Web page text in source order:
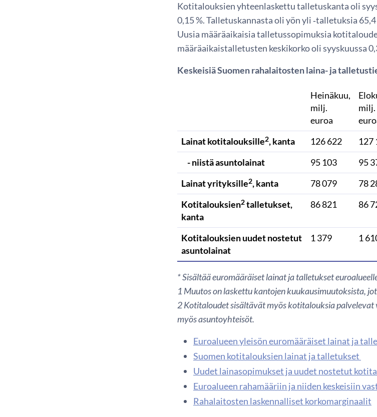
Kotitalouksien yhteenlaskettu talletuskanta oli
0,15 %. Talletuskannasta oli yön yli ‑talletuksia
Uusia määräaikaisia talletussopimuksia
määräaikaistalletusten keskikorko oli syyskuussa
Keskeisiä Suomen rahalaitosten laina- ja
Heinäkuu,
milj.
euroa
milj.
Lainat kotitalouksille2, kanta 126 622 127
- niistä asuntolainat
95 103 95
Lainat yrityksille2, kanta 78 079 78
Kotitalouksien2talletukset,
kanta
86 821 86
Kotitalouksien uudet nostetut
asuntolainat
1 379 1
* Sisältää euromääräiset lainat ja talletukset
1 Muutos on laskettu kantojen kuukausimuutoksista,
2 Kotitaloudet sisältävät myös kotitalouksia
myös asuntoyhteisöt.
Euroalueen yleisön euromääräiset lainat ja
Suomen kotitalouksien lainat ja talletukset
Uudet lainasopimukset ja uudet nostetut
Euroalueen rahamääriin ja niiden keskeisiin
Rahalaitosten laskennalliset korkomarginaalit